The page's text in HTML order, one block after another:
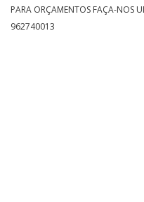
PARA ORÇAMENTOS FAÇA-
962740013